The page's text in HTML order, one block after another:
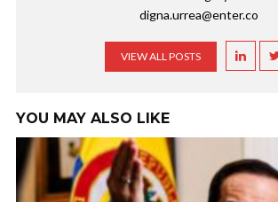
digna.urrea@enter.co
VIEW ALL POSTS
YOU MAY ALSO LIKE